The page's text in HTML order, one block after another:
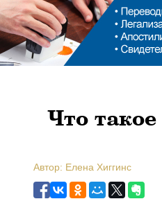
Что
Автор: Елена Хиггинс